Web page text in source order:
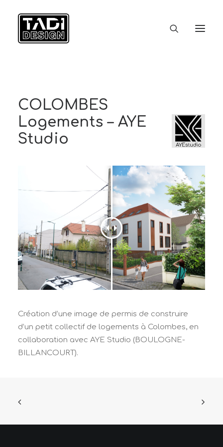
ACCUEIL
STUDIO
COLOMBES
Logements – AYE
Studio
Création d’une image de permis de construire
d’un petit collectif de logements à Colombes, en
collaboration avec AYE Studio (BOULOGNE-
BILLANCOURT).